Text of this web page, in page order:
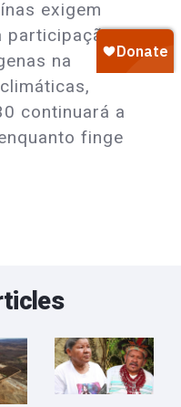
exigem
participação
na
continuará a
finge